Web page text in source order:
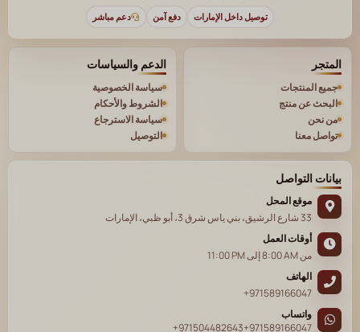
توصيل داخل الإمارات دفع آمن دعم مباشر
المتجر
جميع المنتجات
البحث عن منتج
من نحن
تواصل معنا
الدعم والسياسات
سياسة الخصوصية
الشروط والأحكام
سياسة الاسترجاع
التوصيل
بيانات التواصل
موقع المحل
33 شارع الرشيق، بني ياس شرق 3، أبو ظبي، الإمارات
أوقات العمل
من8:00 AMإلى11:00 PM
الهاتف
+971589166047
واتساب
+971589166047
+971504482643